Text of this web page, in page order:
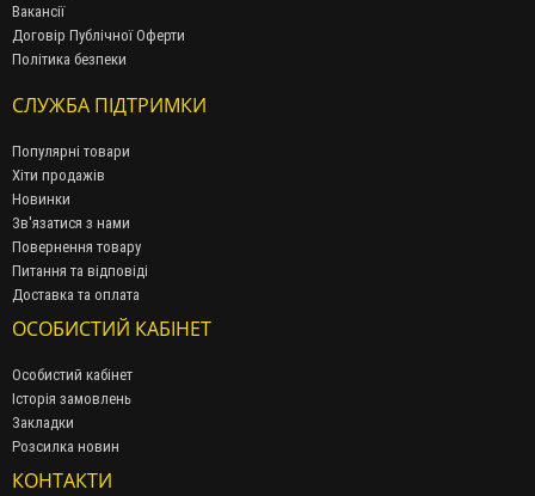
Вакансії
Договір Публічної Оферти
Політика безпеки
СЛУЖБА ПІДТРИМКИ
Популярні товари
Хіти продажів
Новинки
Зв'язатися з нами
Повернення товару
Питання та відповіді
Доставка та оплата
ОСОБИСТИЙ КАБІНЕТ
Особистий кабінет
Історія замовлень
Закладки
Розсилка новин
КОНТАКТИ